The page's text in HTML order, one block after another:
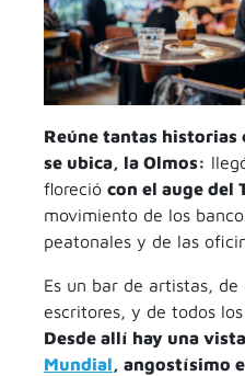
Reúne tantas historias
se ubica, la Olmos:
floreció con el auge del
movimiento de los
peatonales y de las
Es un bar de artistas,
escritores, y de todos
Desde allí hay una
Mundial, angostísimo